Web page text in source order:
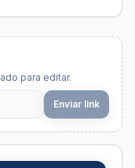
para editar.
Enviar link